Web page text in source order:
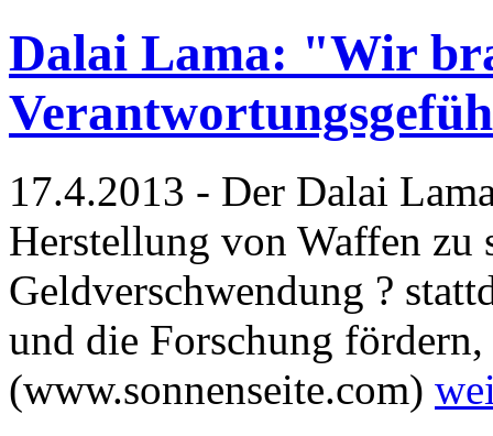
Dalai Lama: "Wir
17.4.2013 - Der Dalai
Herstellung von Waffen zu
Geldverschwendung ?
und die Forschung
(www.sonnenseite.com)